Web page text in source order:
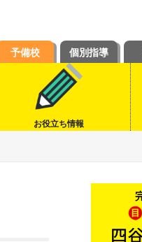
予備校 個別指導
お役立ち情報